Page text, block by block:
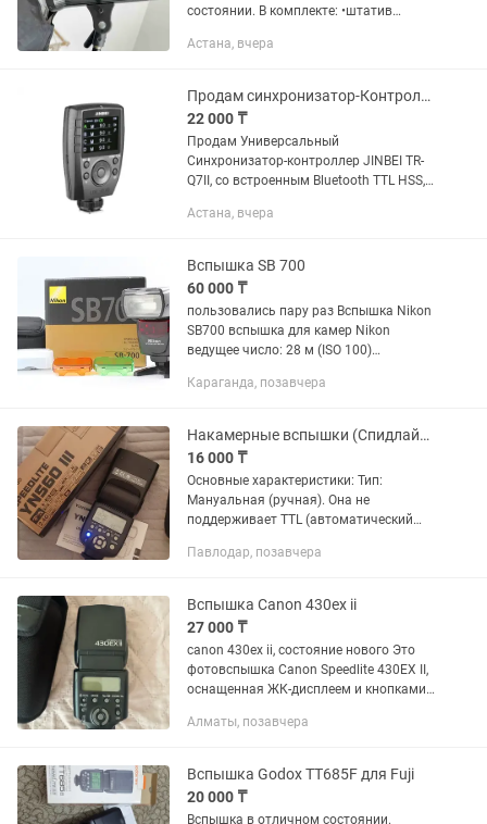
состоянии. В комплекте: •штатив
•синхрокабель Вспышка полностью
или...
Астана, вчера
Продам синхронизатор-Контролер JINBEI TR-Q7II Bluetooth TTL HSS
22 000 ₸
Продам Универсальный
Синхронизатор-контроллер JINBEI TR-
Q7II, со встроенным Bluetooth TTL HSS,
количестве - 1 штука Контроллер
Астана, вчера
Вспышка SB 700
60 000 ₸
пользовались пару раз Вспышка Nikon
SB700 вспышка для камер Nikon
ведущее число: 28 м (ISO 100)
головка выбор угла освещения: авто,
Караганда, позавчера
Накамерные вспышки (Спидлайты)
16 000 ₸
Основные характеристики: Тип:
Мануальная (ручная). Она не
поддерживает TTL (автоматический
импульса нужно выставлять вручную
Встроенный...
Павлодар, позавчера
Вспышка Canon 430ex ii
27 000 ₸
canon 430ex ii, состояние нового Это
фотовспышка Canon Speedlite 430EX II,
оснащенная ЖК-дисплеем и кнопками
панели.Устройство предназначено для
Алматы, позавчера
Вспышка Godox TT685F для Fuji
20 000 ₸
Вспышка в отличном состоянии.